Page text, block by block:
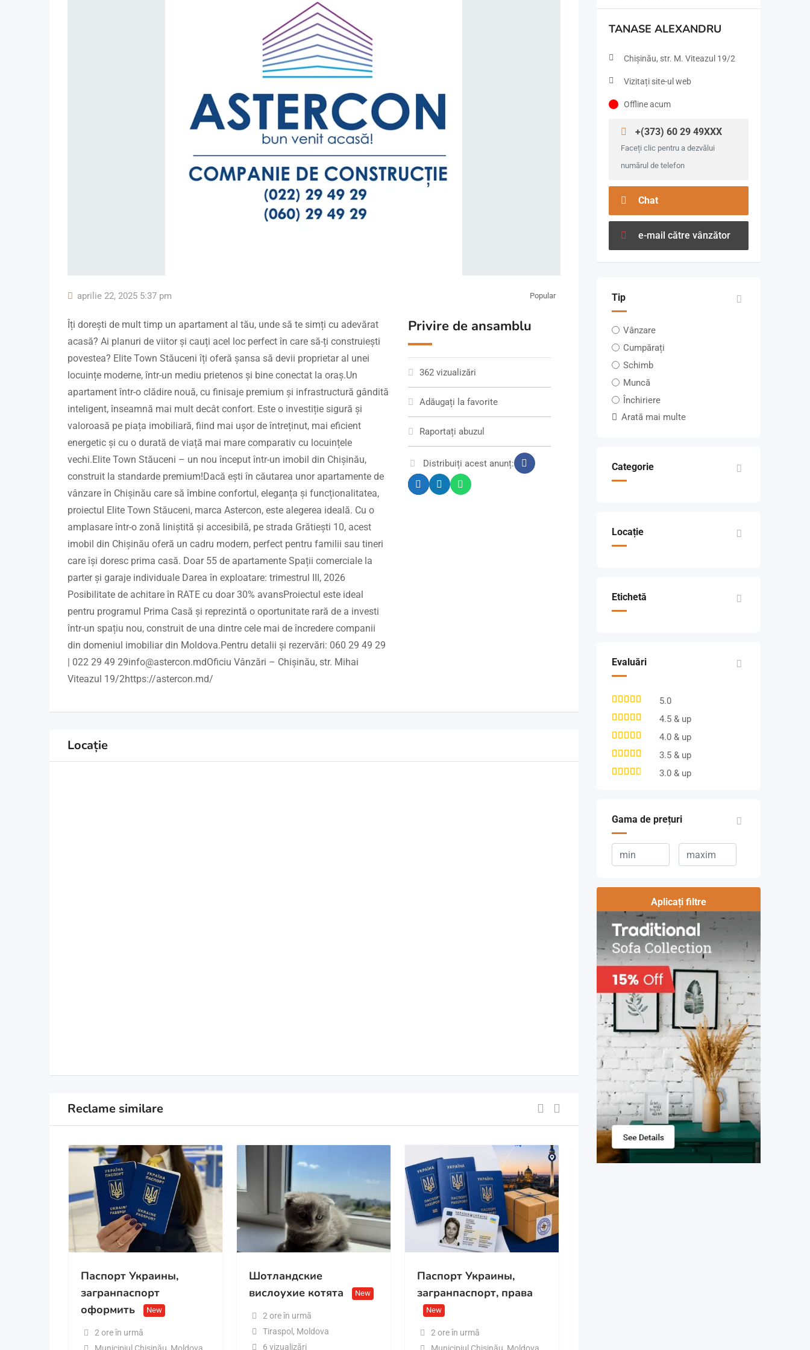
aprilie 22, 2025 5:37 pm Popular
Îți dorești de mult timp un apartament al tău, unde să te simți cu adevărat
acasă? Ai planuri de viitor și cauți acel loc perfect în care să-ți construiești
povestea? Elite Town Stăuceni îți oferă șansa să devii proprietar al unei
locuințe moderne, într-un mediu prietenos și bine conectat la oraș.Un
apartament într-o clădire nouă, cu finisaje premium și infrastructură gândită
inteligent, înseamnă mai mult decât confort. Este o investiție sigură și
valoroasă pe piața imobiliară, fiind mai ușor de întreținut, mai eficient
energetic și cu o durată de viață mai mare comparativ cu locuințele
vechi.Elite Town Stăuceni – un nou început într-un imobil din Chișinău,
construit la standarde premium!Dacă ești în căutarea unor apartamente de
vânzare în Chișinău care să îmbine confortul, eleganța și funcționalitatea,
proiectul Elite Town Stăuceni, marca Astercon, este alegerea ideală. Cu o
amplasare într-o zonă liniștită și accesibilă, pe strada Grătiești 10, acest
imobil din Chișinău oferă un cadru modern, perfect pentru familii sau tineri
care își doresc prima casă. Doar 55 de apartamente Spații comerciale la
parter și garaje individuale Darea în exploatare: trimestrul III, 2026
Posibilitate de achitare în RATE cu doar 30% avansProiectul este ideal
pentru programul Prima Casă și reprezintă o oportunitate rară de a investi
într-un spațiu nou, construit de una dintre cele mai de încredere companii
din domeniul imobiliar din Moldova.Pentru detalii și rezervări: 060 29 49 29
| 022 29 49 29info@astercon.mdOficiu Vânzări – Chișinău, str. Mihai
Viteazul 19/2https://astercon.md/
Privire de ansamblu
362 vizualizări
Adăugați la favorite
Raportați abuzul
Distribuiți acest anunț:
Locație
Reclame similare
Паспорт Украины,
загранпаспорт
оформить
New
2 ore în urmă
Шотландские
вислоухие котята
New
2 ore în urmă
Tiraspol , Moldova
6 vizualizări
Паспорт Украины,
загранпаспорт, права
New
2 ore în urmă
TANASE ALEXANDRU
Chişinău, str. M. Viteazul 19/2
Vizitați site-ul web
Offline acum
+(373) 60 29 49XXX
Faceți clic pentru a dezvălui
numărul de telefon
Chat
e-mail către vânzător
Tip
Vânzare
Cumpărați
Schimb
Muncă
Închiriere
Arată mai multe
Categorie
Locație
Etichetă
Evaluări
5.0
4.5 & up
4.0 & up
3.5 & up
3.0 & up
Gama de prețuri
Aplicați filtre